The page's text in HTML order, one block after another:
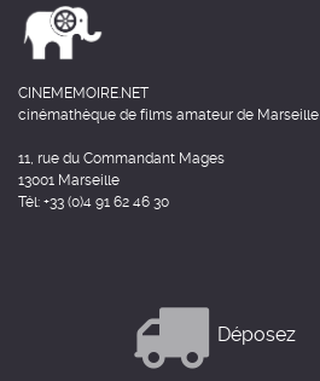
CINEMEMOIRE.NET
cinémathèque de films amateur de Marseille
11, rue du Commandant Mages
13001 Marseille
Tél: +33 (0)4 91 62 46 30
Déposez